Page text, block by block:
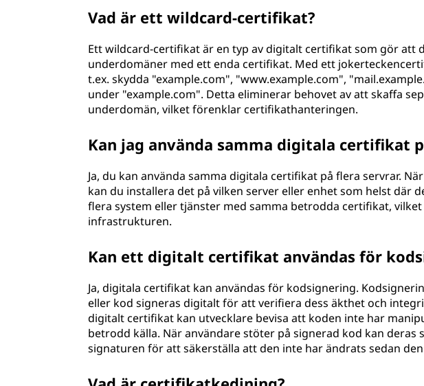
Vad är ett wildcard-certifikat?
Ett wildcard-certifikat är en typ av digitalt certifikat som gör att
underdomäner med ett enda certifikat. Med ett
t.ex. skydda "example.com", "www.example.com",
under "example.com". Detta eliminerar behovet av att skaffa
underdomän, vilket förenklar certifikathanteringen.
Kan jag använda samma digitala certifikat
Ja, du kan använda samma digitala certifikat på flera servrar.
kan du installera det på vilken server eller enhet som helst där
flera system eller tjänster med samma betrodda certifikat,
infrastrukturen.
Kan ett digitalt certifikat användas för
Ja, digitala certifikat kan användas för kodsignering.
eller kod signeras digitalt för att verifiera dess äkthet och
digitalt certifikat kan utvecklare bevisa att koden inte har
betrodd källa. När användare stöter på signerad kod kan deras
signaturen för att säkerställa att den inte har ändrats sedan